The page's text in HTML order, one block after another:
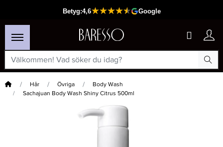
Hem Hår Övriga
Body Wash
Sachajuan Body Wash Shiny Citrus 500ml
Passar din varukorg